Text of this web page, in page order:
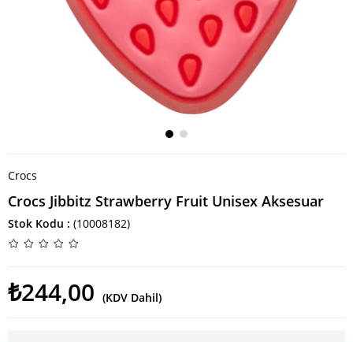
Crocs
Crocs Jibbitz Strawberry Fruit Unisex Aksesuar
Stok Kodu (10008182)
₺244,00 (KDV Dahil)